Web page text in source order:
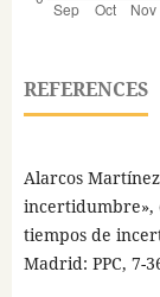
REFERENCES
Alarcos
incertidumbre»,
tiempos de
Madrid: PPC, 7-